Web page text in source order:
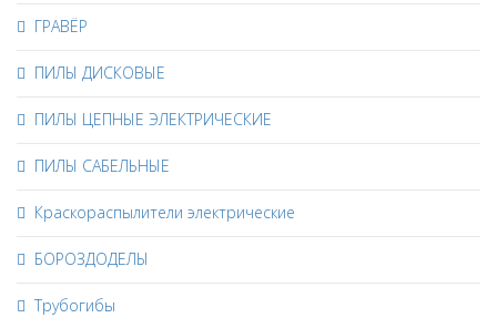
ГРАВЁР
ПИЛЫ ДИСКОВЫЕ
ПИЛЫ ЦЕПНЫЕ ЭЛЕКТРИЧЕСКИЕ
ПИЛЫ САБЕЛЬНЫЕ
Краскораспылители электрические
БОРОЗДОДЕЛЫ
Трубогибы